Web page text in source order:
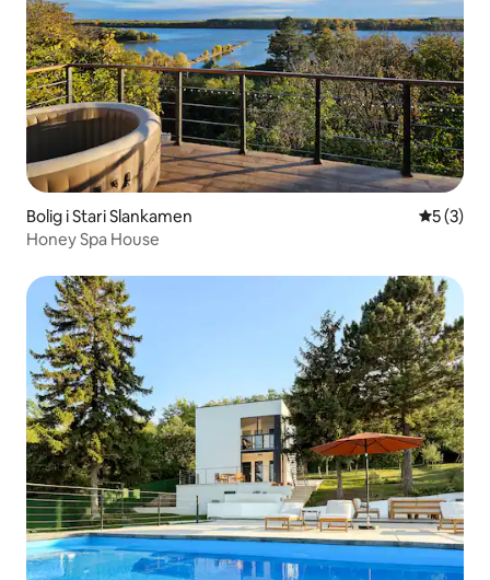
Bolig i Stari Slankamen 5 ud af 5
5 (3)
Honey Spa House